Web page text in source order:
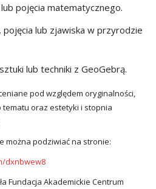
pojęcia matematycznego.
lub zjawiska w przyrodzie
lub techniki z GeoGebrą.
pod względem oryginalności,
oraz estetyki i stopnia
można podziwiać na stronie:
dxnbwew8
Fundacja Akademickie Centrum